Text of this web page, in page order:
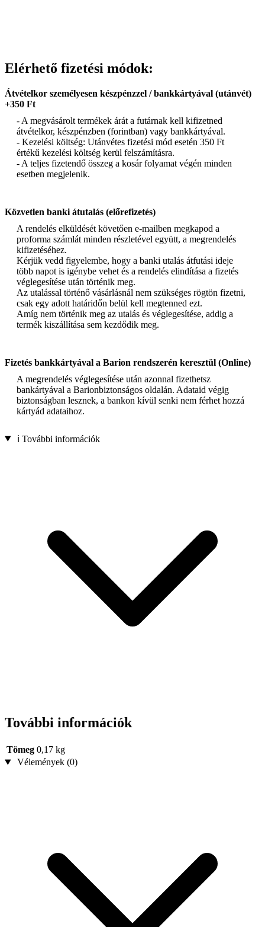
Elérhető fizetési módok:
Átvételkor személyesen készpénzzel / bankkártyával (utánvét)
+350 Ft
- A megvásárolt termékek árát a futárnak kell kifizetned
átvételkor, készpénzben (forintban) vagy bankkártyával.
- Kezelési költség: Utánvétes fizetési mód esetén 350 Ft
értékű kezelési költség kerül felszámításra.
- A teljes fizetendő összeg a kosár folyamat végén minden
esetben megjelenik.
Közvetlen banki átutalás (előrefizetés)
A rendelés elküldését követően e-mailben megkapod a
proforma számlát minden részletével együtt, a megrendelés
kifizetéséhez.
Kérjük vedd figyelembe, hogy a banki utalás átfutási ideje
több napot is igénybe vehet és a rendelés elindítása a fizetés
véglegesítése után történik meg.
Az utalással történő vásárlásnál nem szükséges rögtön fizetni,
csak egy adott határidőn belül kell megtenned ezt.
Amíg nem történik meg az utalás és véglegesítése, addig a
termék kiszállítása sem kezdődik meg.
Fizetés bankkártyával a Barion rendszerén keresztül (Online)
A megrendelés véglegesítése után azonnal fizethetsz
bankártyával a Barionbiztonságos oldalán. Adataid végig
biztonságban lesznek, a bankon kívül senki nem férhet hozzá
kártyád adataihoz.
ℹ️ További információk
További információk
Tömeg 0,17 kg
Vélemények (0)